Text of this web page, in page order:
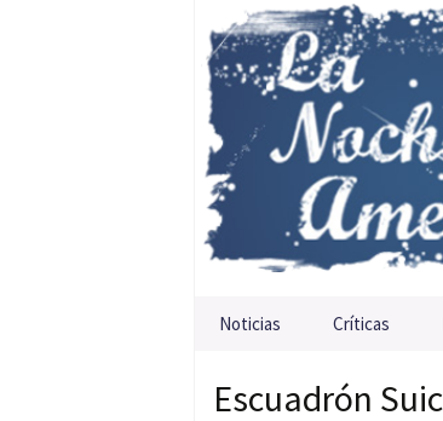
Saltar al contenido
Noticias Críticas
Escuadrón